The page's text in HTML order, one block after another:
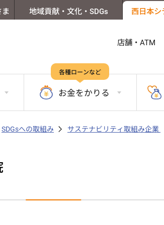
地域貢献・文化・SDGs 西日本シ
店舗・ATM
各種ローンなど
お金をかりる
SDGsへの取組み サステナビリティ取組み企業